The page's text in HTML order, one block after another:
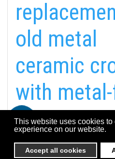
This website uses cookies to
experience on our website.
Accept all cookies
old metal
ceramic
with
zirconia
(94)
Parodontológia,
Dentofóbia és éber szedálás
Digitális fogászat
EGYÉB INFORMÁCIÓK
Adatkezelési szabályzat
Kapcsolat
Telefon